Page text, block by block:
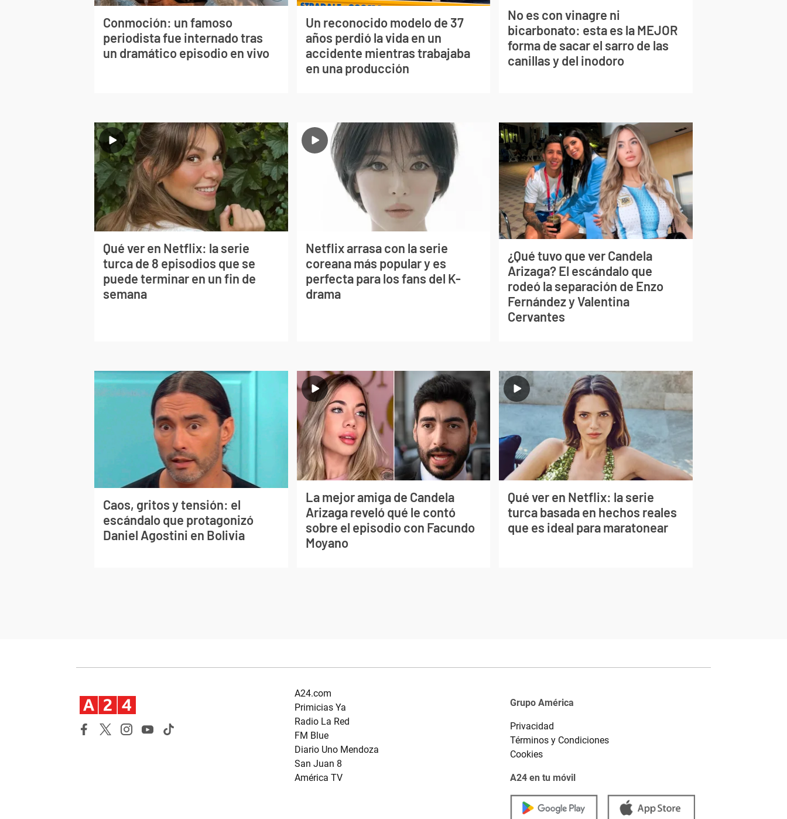
Conmoción: un famoso
periodista fue internado tras
un dramático episodio en vivo
Un reconocido modelo de 37
años perdió la vida en un
accidente mientras trabajaba
en una producción
No es con vinagre ni
bicarbonato: esta es la MEJOR
forma de sacar el sarro de las
canillas y del inodoro
Qué ver en Netflix: la serie
turca de 8 episodios que se
puede terminar en un fin de
semana
Netflix arrasa con la serie
coreana más popular y es
perfecta para los fans del K-
drama
¿Qué tuvo que ver Candela
Arizaga? El escándalo que
rodeó la separación de Enzo
Fernández y Valentina
Cervantes
Caos, gritos y tensión: el
escándalo que protagonizó
Daniel Agostini en Bolivia
La mejor amiga de Candela
Arizaga reveló qué le contó
sobre el episodio con Facundo
Moyano
Qué ver en Netflix: la serie
turca basada en hechos reales
que es ideal para maratonear
A24.com
Primicias Ya
Radio La Red
FM Blue
Diario Uno Mendoza
San Juan 8
América TV
Grupo América
Privacidad
Términos y Condiciones
Cookies
A24 en tu móvil